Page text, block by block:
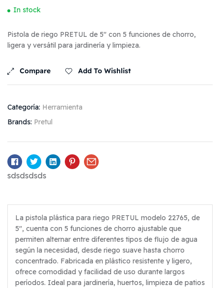
In stock
Pistola de riego PRETUL de 5″ con 5 funciones de chorro,
ligera y versátil para jardinería y limpieza.
Compare Add To Wishlist
Categoría: Herramienta
Brands: Pretul
Facebook
TwitterLinkedinPinterestEmail
sdsdsdsds
La pistola plástica para riego PRETUL modelo 22765, de
5″, cuenta con 5 funciones de chorro ajustable que
permiten alternar entre diferentes tipos de flujo de agua
según la necesidad, desde riego suave hasta chorro
concentrado. Fabricada en plástico resistente y ligero,
ofrece comodidad y facilidad de uso durante largos
períodos. Ideal para jardinería, huertos, limpieza de patios